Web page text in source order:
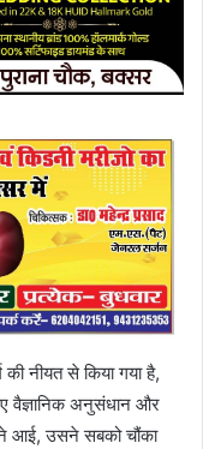
नीयत से किया गया है,
वैज्ञानिक अनुसंधान और
आई, उसने सबको चौंका